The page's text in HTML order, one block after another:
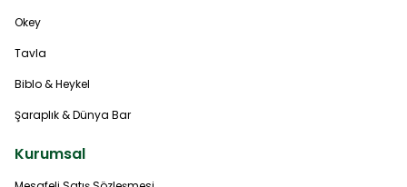
Okey
Tavla
Biblo & Heykel
Şaraplık & Dünya Bar
Kurumsal